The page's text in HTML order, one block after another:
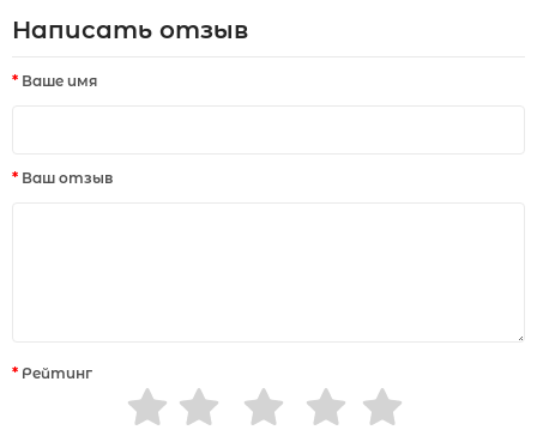
Написать отзыв
Ваше имя
Ваш отзыв
Рейтинг